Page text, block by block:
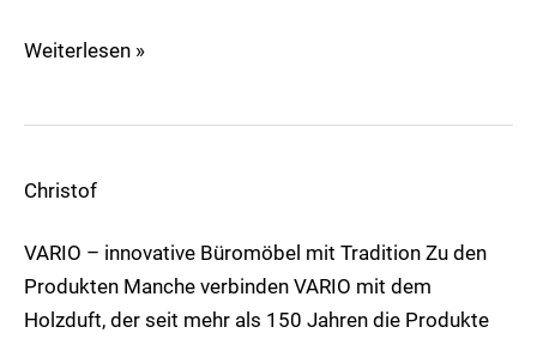
Weiterlesen »
Christof
VARIO – innovative Büromöbel mit Tradition Zu den
Produkten Manche verbinden VARIO mit dem
Holzduft, der seit mehr als 150 Jahren die Produkte
Markenseite